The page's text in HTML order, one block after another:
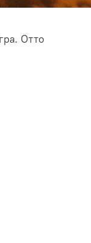
Отто